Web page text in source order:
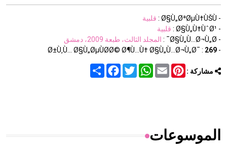
- Ø§Ù„ØªØµÙ†ÙŠÙ :
قلبية
- Ø§Ù„Ù†ÙˆØ¹ :
قلبية
- Ø§Ù„Ù…Ø¬Ù„Ø¯ :
المجلد الثالث، طبعة 2009، دمشق
- Ø±Ù‚Ù… Ø§Ù„ØµÙØ­Ø© Ø¶Ù…Ù† Ø§Ù„Ù…Ø¬Ù„Ø¯ :
269
مشاركة : Share
FacebookTwitter
WhatsAppEmail
Pinterest
الموسوعات